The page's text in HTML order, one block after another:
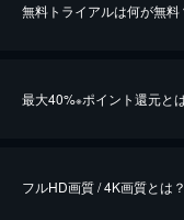
無料トライアルは何が無料
最大40%※ポイント還元と
フルHD画質 / 4K画質とは？